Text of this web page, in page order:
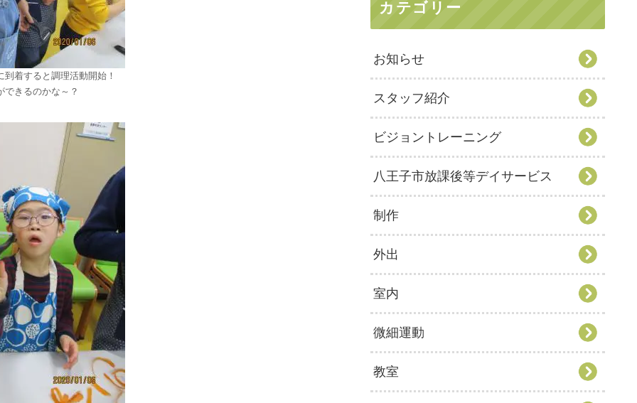
着すると調理活動開始！
できるのかな～？
カテゴリー
お知らせ
スタッフ紹介
ビジョントレーニング
八王子市放課後等デイサービス
制作
外出
室内
微細運動
教室